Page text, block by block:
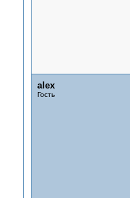
alex
Гость